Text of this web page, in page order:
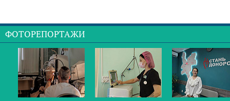
ФОТОРЕПОРТАЖИ